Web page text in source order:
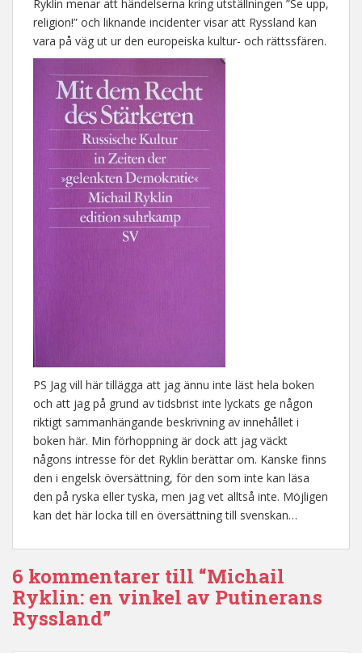
Ryklin menar att händelserna kring utställningen ”Se upp,
religion!” och liknande incidenter visar att Ryssland kan
vara på väg ut ur den europeiska kultur- och rättssfären.
PS Jag vill här tillägga att jag ännu inte läst hela boken
och att jag på grund av tidsbrist inte lyckats ge någon
riktigt sammanhängande beskrivning av innehållet i
boken här. Min förhoppning är dock att jag väckt
någons intresse för det Ryklin berättar om. Kanske finns
den i engelsk översättning, för den som inte kan läsa
den på ryska eller tyska, men jag vet alltså inte. Möjligen
kan det här locka till en översättning till svenskan…
6 kommentarer till “Michail
Ryklin: en vinkel av Putinerans
Ryssland”